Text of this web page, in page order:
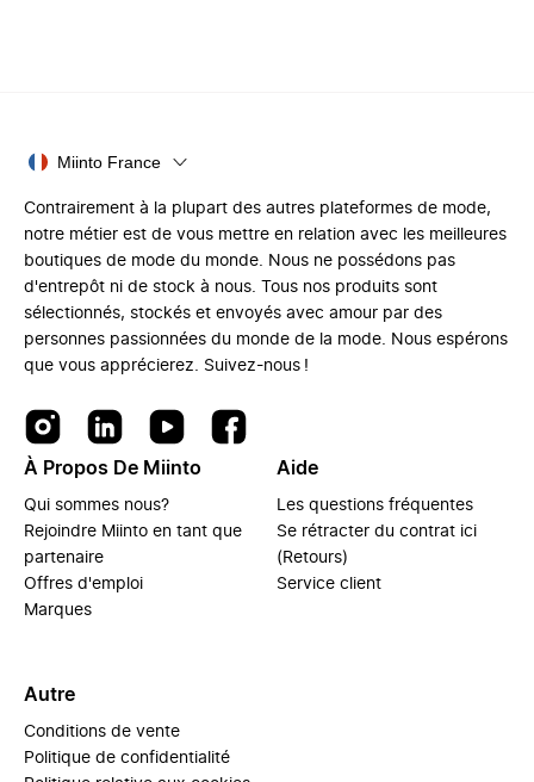
Miinto France
Contrairement à la plupart des autres plateformes de mode,
notre métier est de vous mettre en relation avec les meilleures
boutiques de mode du monde. Nous ne possédons pas
d'entrepôt ni de stock à nous. Tous nos produits sont
sélectionnés, stockés et envoyés avec amour par des
personnes passionnées du monde de la mode. Nous espérons
que vous apprécierez. Suivez-nous !
À Propos De Miinto
Qui sommes nous?
Rejoindre Miinto en tant que
partenaire
Offres d'emploi
Marques
Aide
Les questions fréquentes
Se rétracter du contrat ici
(Retours)
Service client
Autre
Conditions de vente
Politique de confidentialité